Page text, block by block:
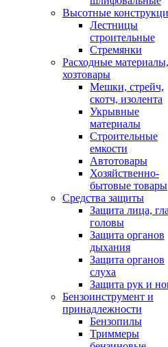
Высотные
Лестницы
строительные
Стремянки
Расходные материалы,
хозтовары
Мешки, стрейч,
скотч, изолента
Укрывные
материалы
Строительные
емкости
Автотовары
Хозяйственно-
бытовые товары
Средства защиты
Защита лица,
головы
Защита органов
дыхания
Защита органов
слуха
Защита рук и
Бензоинструмент и
принадлежности
Бензопилы
Триммеры